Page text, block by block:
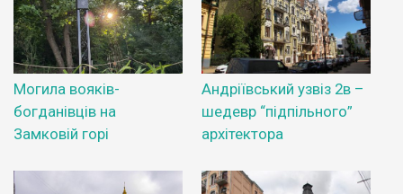
Могила вояків-
богданівців на
Замковій горі
Андріївський узвіз 2в –
шедевр “підпільного”
архітектора